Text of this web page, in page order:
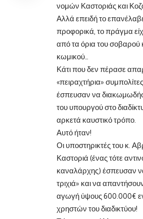
νομών Καστοριάς και
Αλλά επειδή το
προφορικά, το πράγμα
από τα όρια του σοβαρού
κωμικού…
Κάτι που δεν πέρασε
«πειραχτήρια»
έσπευσαν να
του υπουργού στο
αρκετά καυστικό τρόπο.
Αυτό ήταν!
Οι υποστηρικτές του κ.
Καστοριά (ένας τότε
καναλάρχης) έσπευσαν
τριχιά» και να
αγωγή ύψους 600.000€
χρηστών του διαδικτύου!